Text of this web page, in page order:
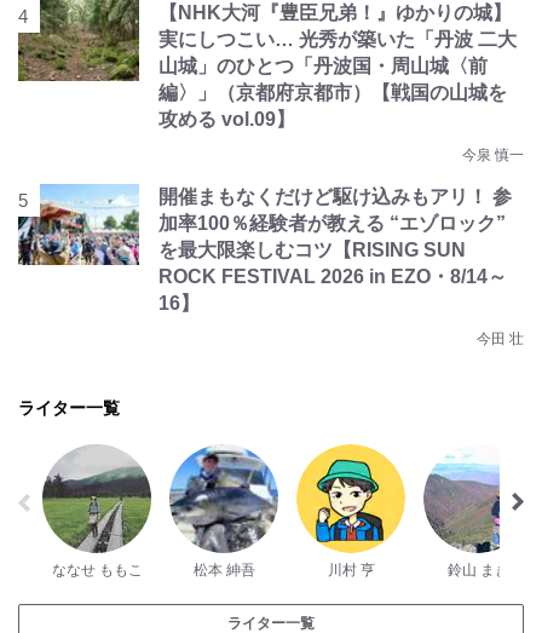
【NHK大河『豊臣兄弟！』ゆかりの城】
実にしつこい… 光秀が築いた「丹波 二大
山城」のひとつ「丹波国・周山城〈前
編〉」（京都府京都市）【戦国の山城を
攻める vol.09】
今泉 慎一
開催まもなくだけど駆け込みもアリ！ 参
加率100％経験者が教える “エゾロック”
を最大限楽しむコツ【RISING SUN
ROCK FESTIVAL 2026 in EZO・8/14～
16】
今田 壮
ライター一覧
ななせ ももこ 松本 紳吾 川村 亨 鈴山 まき
ライター一覧